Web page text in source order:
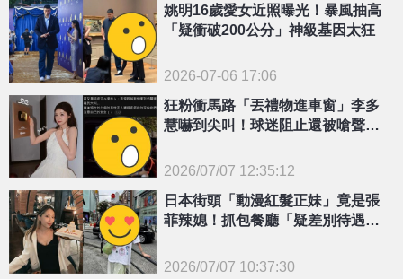
姚明16歲愛女近照曝光！暴風抽高
「疑衝破200公分」神級基因太狂
2026-07-06 17:06
{PLAYICON}
狂粉衝馬路「丟禮物進車窗」李多
慧嚇到尖叫！球迷阻止還被嗆聲
2026/07/07 12:35:12
日本街頭「動漫紅髮正妹」竟是張
菲辣媳！抓包餐廳「疑差別待遇外
2026/07/07 10:37:30